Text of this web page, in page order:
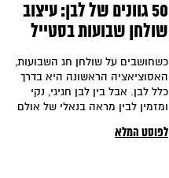
50 גוונים של לבן: עיצוב
שולחן שבועות בסטייל
כשחושבים על שולחן חג השבועות,
האסוציאציה הראשונה היא בדרך
כלל לבן. אבל בין לבן חגיגי, נקי
ומזמין לבין מראה בנאלי של אולם
לפוסט המלא